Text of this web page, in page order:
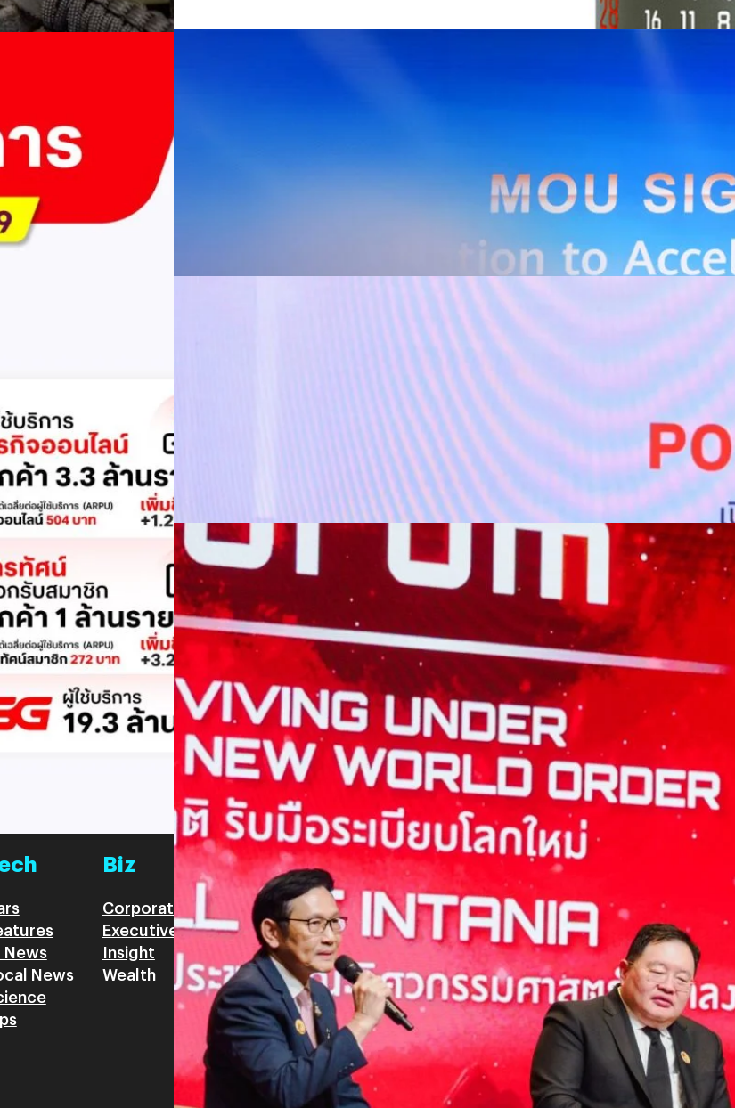
จ่ายปันผล 5.2
มีกำไรสุทธิหลังหัก
างกาลรวม 5.2 พัน
ด้านโครงข่ายและความเข้าใจในภาคธุรกิจไทยของ AIS Business เข้ากับเทคโนโลยี Cloud, AI และองค์ความรู้
ด้านการผลิตระดับโลกของ Huawei Cloud เพื่อช่วยให้ผู้ประกอบการสามารถนำเทคโนโลยีไปยกระดับ
กระบวนการผลิตได้อย่างเป็นรูปธรรม ภายใต้ความร่วมมือดังกล่าว ทั้งสองฝ่ายจะร่วมกันพัฒนาโครงสร้างพื้น
Private Network โครงข่ายไฟเบอร์ และระบบเชื่อมต่อที่ปลอดภัย ไปจนถึงการรวบรวม ประมวลผล และ
วิเคราะห์ข้อมูลบน Cloud ด้วยศักยภาพการประมวลผลของ GPU เพื่อต่อยอดสู่แอปพลิเคชัน AI และโซลูชัน
สำหรับภาคอุตสาหกรรม ช่วยเสริมขีดความสามารถในการแข่งขัน และสร้างความพร้อมรองรับผู้ประกอบการ
ไทย รวมถึงนักลงทุนต่างชาติที่ต้องการขยายฐานการผลิตในประเทศไทย นายภูผา เอกะวิภาต หัวหน้าคณะผู้
บริหารกลุ่มลูกค้าองค์กร บริษัท แอดวานซ์ อินโฟร์ เซอร์วิส จำกัด (มหาชน) กล่าวว่า…
ดีอี–ไปรษณีย์ไทย เดินหน้าสนับสนุนเศรษฐกิจดิจิทัล หนุนสร้างเครือข่ายแห่ง
โอกาส พร้อมปักธงกลยุทธ์ “RelationSHIFT” ที่รู้ใจทุกเจเนอเรชัน
กรุงเทพฯ 3 สิงหาคม 2569 - ไปรษณีย์ไทย ก้าวสู่ 144 ปี พร้อมปักกลยุทธ์ RelationSHIFT เดินหน้าขยับทุก
ความสัมพันธ์ สู่โอกาสทางเศรษฐกิจใหม่ พร้อมรุกขับเคลื่อนองค์กรสู่ Lifestyle Logistics Brand ที่เชื่อมโยง
ผู้คน ธุรกิจ ชุมชน และภาครัฐ ผ่านเครือข่ายไปรษณีย์ เพื่อสร้างการเติบโตได้อย่างครอบคลุมทุกมิติ พร้อมเผย
ผลการดำเนินงานปี 2568 มีรายได้กว่า 22,000 ล้านบาท และครึ่งแรกปี 2569 ยังคงเติบโตต่อเนื่อง นางสาว
แนน บุณย์ธิดา สมชัย รัฐมนตรีช่วยว่าการกระทรวงดิจิทัลเพื่อเศรษฐกิจและสังคม กล่าวว่า ประเทศไทยกำลัง
ก้าวสู่เศรษฐกิจยุคใหม่ที่ขับเคลื่อนด้วยเทคโนโลยีดิจิทัล ข้อมูล และแพลตฟอร์ม ส่งผลให้การพัฒนา
โครงสร้างพื้นฐานของประเทศต้องสามารถเชื่อมโยงประชาชน ภาคธุรกิจ และภาครัฐได้อย่างมีประสิทธิภาพ
ปลอดภัย และน่าเชื่อถือ เพื่อยกระดับขีดความสามารถในการแข่งขันของประเทศ และผลักดันประเทศไทยสู่
การเป็น "ประเทศแห่งโอกาส" ที่ประชาชนทุกคนสามารถเข้าถึงบริการ ความรู้ ตลาด และโอกาสทางเศรษฐกิจ
ได้อย่างเท่าเทียม ในบริบทดังกล่าว ไปรษณีย์ไทยจึงมีบทบาทสำคัญในการยกระดับสู่การเป็นส่วนหนึ่งของ
โครงสร้างพื้นฐานดิจิทัลภาครัฐ (Digital…
01/08/2026
สรุปประเด็นสำคัญ The INTANIA Forum พาไทยฝ่าวิกฤติโลกไร้ระเบียบ เปลี่ยน
ความผันผวนเป็นโอกาส
เมื่อระเบียบในโลกใหม่คือความไร้ระเบียบและผันผวน สมาคมนิสิตเก่าคณะวิศวกรรมศาสตร์แห่งจุฬาลงกรณ์
มหาวิทยาลัย ได้ร่วมกับคณะวิศวกรรมศาสตร์ จุฬาลงกรณ์มหาวิทยาลัย ได้จัดการประชุม The INTANIA
Forum ภายใต้หัวข้อ “ฝ่าวิกฤติ รับมือระเบียบโลกใหม่” (Surviving Under The New World Order) ณ หอ
ประชุม Hall of INTANIA เมื่อวันที่ 31 สิงหาคม 2026 เวทีที่รวบรวมผู้นำจากภาครัฐ ภาคการเงิน ภาคธุรกิจ
ภาคอุตสาหกรรม และภาควิชาการ มาร่วมแลกเปลี่ยนมุมมอง เพื่อเปลี่ยความผันผวนของโลกให้กลายเป็น
โอกาสในการพัฒนาประเทศ “วิศวกรการเมือง” รับมือโลกไร้ระเบียบ นายอนุทิน ชาญวีรกูล นายกรัฐมนตรี
และรัฐมนตรีว่าการกระทรวงมหาดไทย ได้กล่าวปาฐกถาพิเศษโดยระบุว่า โลกปัจจุบันกำลังเข้าสู่ภาวะ “โลกไร้
ระเบียบ” (New World Disorder) ที่ผันผวนและไร้รูปแบบตายตัว ประเทศไทยจึงมีความจำเป็นต้องใช้แนวคิด
อย่างเป็นระบบแบบ “วิศวกรการเมือง” โดยนำหลักการวิเคราะห์เส้นทางวิกฤติ (Critical Path Method หรือ
CPM) มาใช้ในการจัดลำดับความสำคัญและบริหารทรัพยากร เพื่อนำพาประเทศก้าวสู่ความมั่นคงปลอดภัย…
ภูษิต เรืองอุดมกิจ| 4 days ago
Read More
News
News
Biz
Corporate
Executive
Insight
Wealth
Game
Articles
Game News
Reviews
Life
Environment
Health
People
Trends
Wellness
SOCIAL MEDIA
Instagram
Facebook